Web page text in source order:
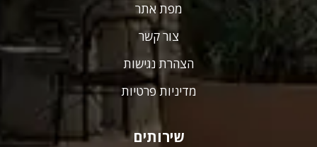
מפת אתר
צור קשר
הצהרת נגישות
מדיניות פרטיות
שירותים